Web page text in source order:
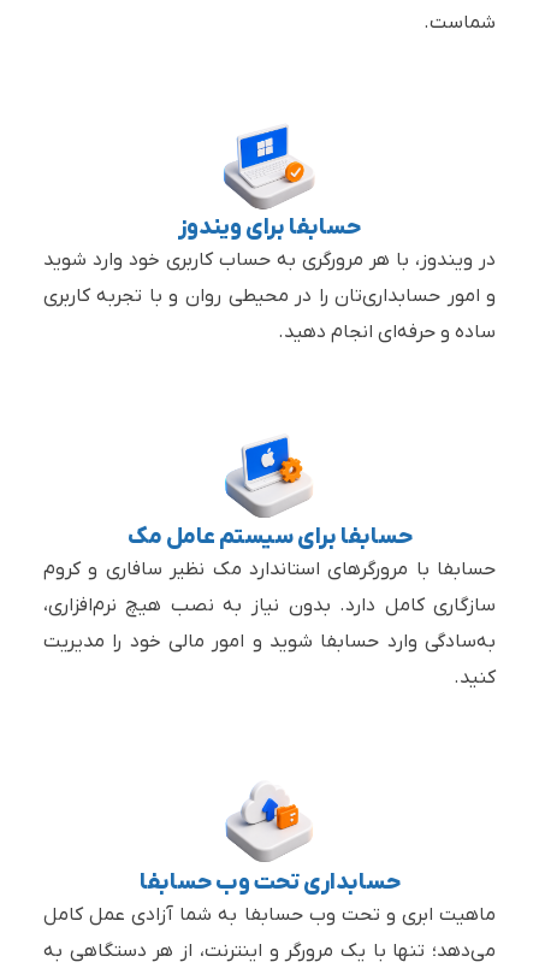
شماست.
حسابفا برای ویندوز
در ویندوز، با هر مرورگری به حساب کاربری خود وارد شوید
و امور حسابداری‌تان را در محیطی روان و با تجربه کاربری
ساده و حرفه‌ای انجام دهید.
حسابفا برای سیستم عامل مک
حسابفا با مرورگرهای استاندارد مک نظیر سافاری و کروم
سازگاری کامل دارد. بدون نیاز به نصب هیچ نرم‌افزاری،
به‌سادگی وارد حسابفا شوید و امور مالی خود را مدیریت
کنید.
حسابداری تحت وب حسابفا
ماهیت ابری و تحت وب حسابفا به شما آزادی عمل کامل
می‌دهد؛ تنها با یک مرورگر و اینترنت، از هر دستگاهی به